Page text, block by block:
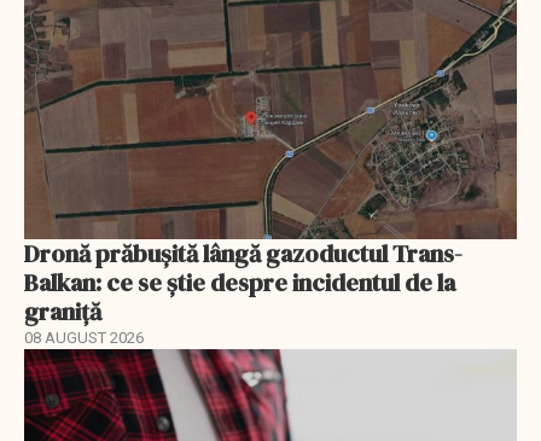
Dronă prăbușită lângă gazoductul Trans-
Balkan: ce se știe despre incidentul de la
graniță
08 AUGUST 2026